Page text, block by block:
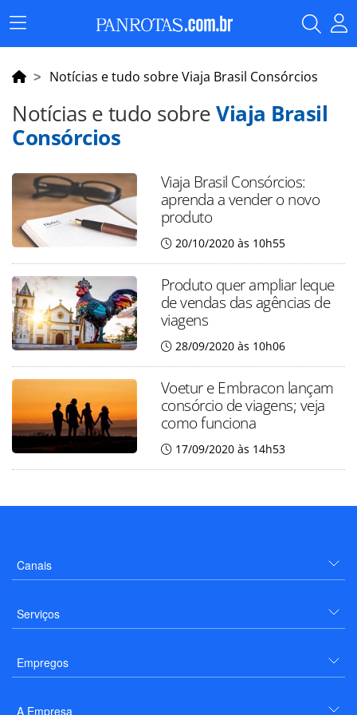
Menu
Principal
Notícias e tudo sobre Viaja Brasil Consórcios
Notícias e tudo sobreViaja Brasil
Consórcios
Viaja Brasil Consórcios:
aprenda a vender o novo
produto
20/10/2020 às 10h55
Produto quer ampliar leque
de vendas das agências de
viagens
28/09/2020 às 10h06
Voetur e Embracon lançam
consórcio de viagens; veja
como funciona
17/09/2020 às 14h53
Canais
Serviços
Empregos
A Empresa